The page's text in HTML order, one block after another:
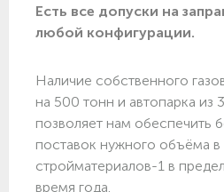
Есть все допуски нa
любой конфигурации.
Наличие собственного
на 500 тонн и автопарка из
позволяет нам обеспечить
поставок нужного объёма
стройматериалов-1 в
время года.